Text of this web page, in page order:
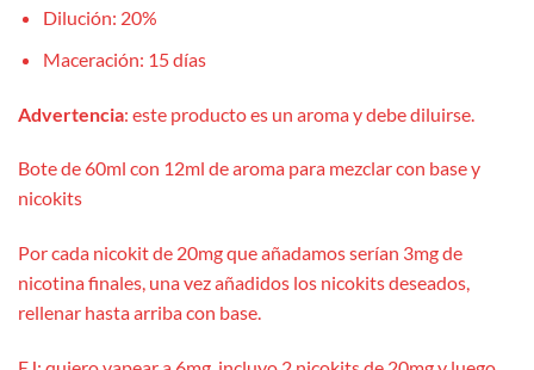
Dilución: 20%
Maceración: 15 días
Advertencia: este producto es un aroma y debe diluirse.
Bote de 60ml con 12ml de aroma para mezclar con base y
nicokits
Por cada nicokit de 20mg que añadamos serían 3mg de
nicotina finales, una vez añadidos los nicokits deseados,
rellenar hasta arriba con base.